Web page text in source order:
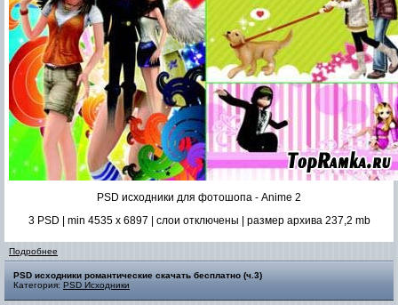
PSD исходники для фотошопа - Anime 2
3 PSD | min 4535 x 6897 | слои отключены | размер архива 237,2 mb
Подробнее
PSD исходники романтические скачать бесплатно (ч.3)
Категория: PSD Исходники